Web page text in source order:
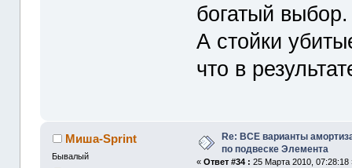
богатый
А стойки
что в
Миша-Sprint
Бывалый
Re: ВСЕ варианты
по подвеске Элемента
«Ответ #34 : 25 Марта 2010, 07:28:18